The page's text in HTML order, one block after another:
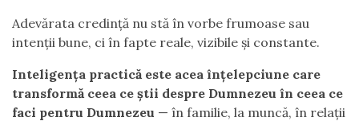
Adevărata credință nu stă în vorbe frumoase sau
intenții bune, ci în fapte reale, vizibile și constante.
Inteligența practică este acea înțelepciune care
transformă ceea ce știi despre Dumnezeu în ceea ce
faci pentru Dumnezeu — în familie, la muncă, în relații